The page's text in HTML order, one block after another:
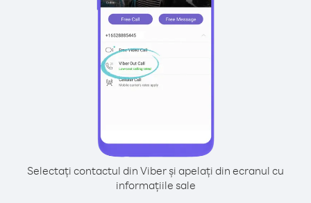
Selectați contactul din Viber și apelați din ecranul cu
informațiile sale